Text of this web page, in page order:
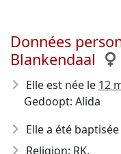
Données
Blankendaal
Elle est née le 12
Gedoopt: Alida
Elle a été
Religion: RK.